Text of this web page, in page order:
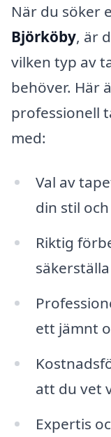
När du söker
Björköby, är
vilken typ av
behöver. Här
professionell
med:
Val av
din stil
Riktig
ett jämnt
att du vet
Expertis